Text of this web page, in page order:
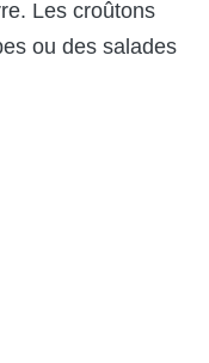
Les croûtons
ou des salades